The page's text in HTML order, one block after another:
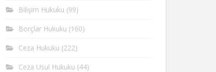
Bilişim Hukuku (99)
Borçlar Hukuku (160)
Ceza Hukuku (222)
Ceza Usul Hukuku (44)